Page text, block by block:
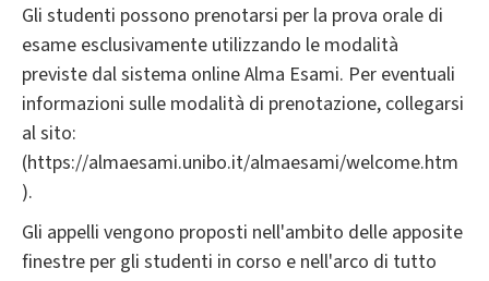
Gli studenti possono prenotarsi per la prova orale di
esame esclusivamente utilizzando le modalità
previste dal sistema online Alma Esami. Per eventuali
informazioni sulle modalità di prenotazione, collegarsi
al sito:
(https://almaesami.unibo.it/almaesami/welcome.htm
).
Gli appelli vengono proposti nell'ambito delle apposite
finestre per gli studenti in corso e nell'arco di tutto